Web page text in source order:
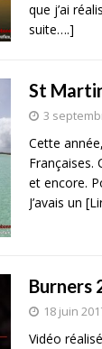
que j’ai
suite….]
St
3
Cette
Françaises.
et encore.
J’avais un
Burners
18 juin
Vidéo